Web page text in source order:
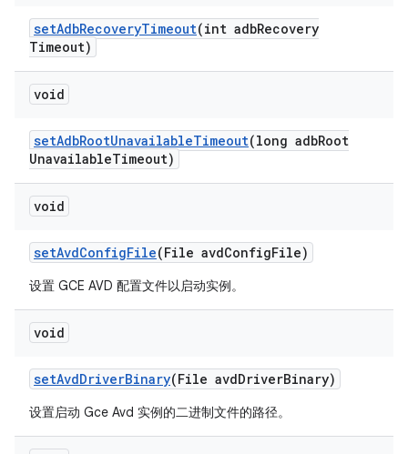
setAdbRecoveryTimeout(int adbRecovery
Timeout)
void
setAdbRootUnavailableTimeout(long adbRoot
UnavailableTimeout)
void
setAvdConfigFile(File avdConfigFile)
设置 GCE AVD 配置文件以启动实例。
void
setAvdDriverBinary(File avdDriverBinary)
设置启动 Gce Avd 实例的二进制文件的路径。